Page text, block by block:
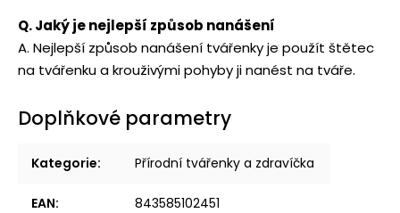
Q. Jaký je nejlepší způsob nanášení
A. Nejlepší způsob nanášení tvářenky je použít štětec
na tvářenku a krouživými pohyby ji nanést na tváře.
Doplňkové parametry
Kategorie: Přírodní tvářenky a zdravíčka
EAN: 843585102451